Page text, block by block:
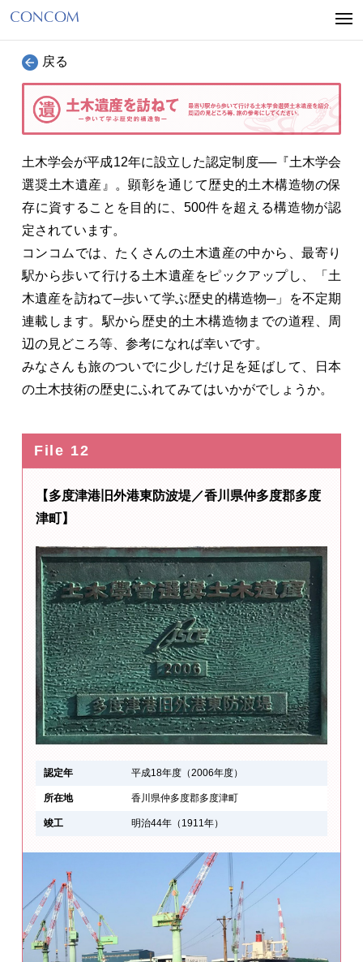
戻る
土木学会が平成12年に設立した認定制度──『土木学会
選奨土木遺産』。顕彰を通じて歴史的土木構造物の保
存に資することを目的に、500件を超える構造物が認
定されています。
コンコムでは、たくさんの土木遺産の中から、最寄り
駅から歩いて行ける土木遺産をピックアップし、「土
木遺産を訪ねて─歩いて学ぶ歴史的構造物─」を不定期
連載します。駅から歴史的土木構造物までの道程、周
辺の見どころ等、参考になれば幸いです。
みなさんも旅のついでに少しだけ足を延ばして、日本
の土木技術の歴史にふれてみてはいかがでしょうか。
File 12
【多度津港旧外港東防波堤／香川県仲多度郡多度
津町】
認定年 平成18年度（2006年度）
所在地 香川県仲多度郡多度津町
竣工 明治44年（1911年）